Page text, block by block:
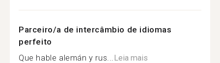
Parceiro/a de intercâmbio de idiomas
perfeito
Que hable alemán y rus...Leia mais